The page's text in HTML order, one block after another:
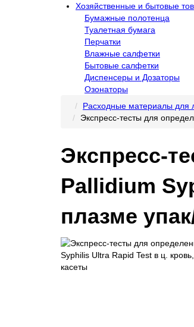
Хозяйственные и бытовые
Бумажные полотенца
Туалетная бумага
Перчатки
Влажные салфетки
Бытовые салфетки
Диспенсеры и Дозаторы
Озонаторы
Расходные материалы для
Экспресс-тесты для
Экспресс-
Pallidium
плазме